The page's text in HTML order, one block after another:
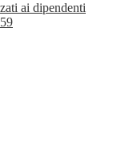
ai dipendenti